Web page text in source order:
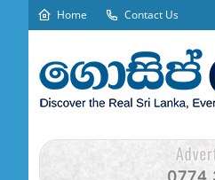
Home Contact Us